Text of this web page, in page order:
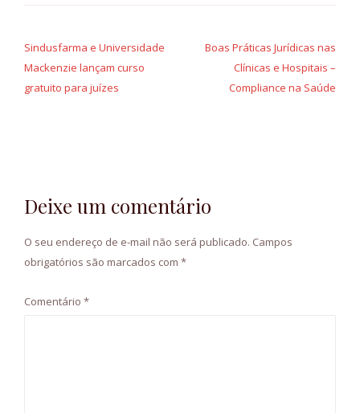
de
Post
Sindusfarma e Universidade
Mackenzie lançam curso
gratuito para juízes
Boas Práticas Jurídicas nas
Clínicas e Hospitais –
Compliance na Saúde
Deixe um comentário
O seu endereço de e-mail não será publicado. Campos
obrigatórios são marcados com *
Comentário *